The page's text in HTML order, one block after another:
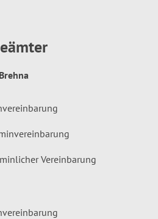
Vereinbarung